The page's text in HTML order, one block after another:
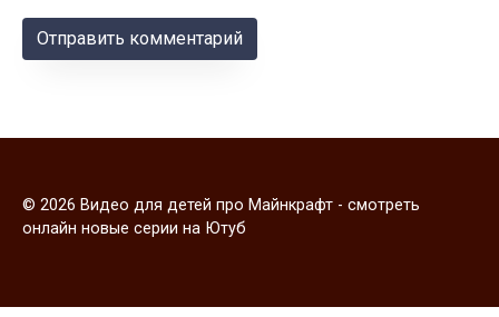
© 2026 Видео для детей про Майнкрафт - смотреть
онлайн новые серии на Ютуб